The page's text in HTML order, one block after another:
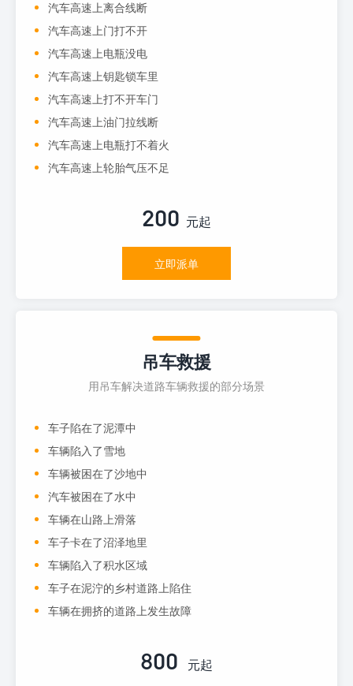
汽车高速上离合线断
汽车高速上门打不开
汽车高速上电瓶没电
汽车高速上钥匙锁车里
汽车高速上打不开车门
汽车高速上油门拉线断
汽车高速上电瓶打不着火
汽车高速上轮胎气压不足
200 元起
立即派单
吊车救援
用吊车解决道路车辆救援的部分场景
车子陷在了泥潭中
车辆陷入了雪地
车辆被困在了沙地中
汽车被困在了水中
车辆在山路上滑落
车子卡在了沼泽地里
车辆陷入了积水区域
车子在泥泞的乡村道路上陷住
车辆在拥挤的道路上发生故障
800 元起